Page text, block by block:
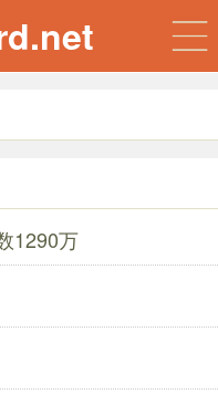
1290万